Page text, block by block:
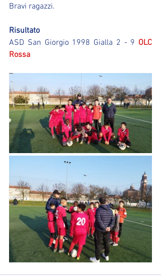
Bravi ragazzi.
Risultato
ASD San Giorgio 1998 Gialla 2 - 9 OLC
Rossa